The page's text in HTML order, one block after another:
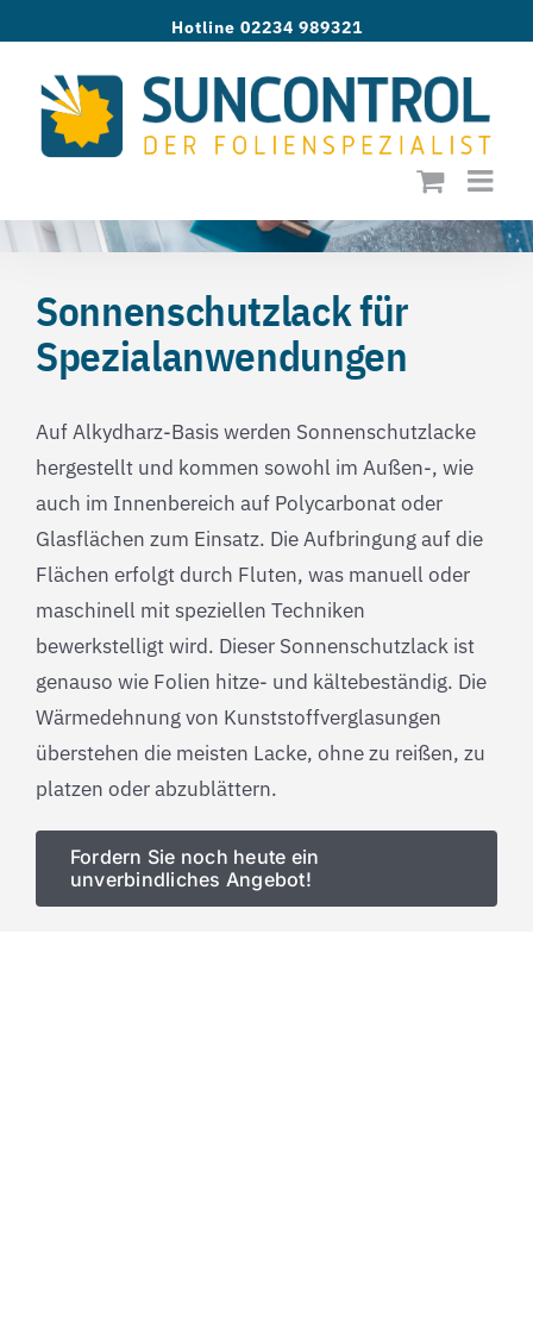
springen
Hotline 02234 989321
Sonnenschutzlack für
Spezialanwendungen
Auf Alkydharz-Basis werden Sonnenschutzlacke
hergestellt und kommen sowohl im Außen-, wie
auch im Innenbereich auf Polycarbonat oder
Glasflächen zum Einsatz. Die Aufbringung auf die
Flächen erfolgt durch Fluten, was manuell oder
maschinell mit speziellen Techniken
bewerkstelligt wird. Dieser Sonnenschutzlack ist
genauso wie Folien hitze- und kältebeständig. Die
Wärmedehnung von Kunststoffverglasungen
überstehen die meisten Lacke, ohne zu reißen, zu
platzen oder abzublättern.
Fordern Sie noch heute ein
unverbindliches Angebot!